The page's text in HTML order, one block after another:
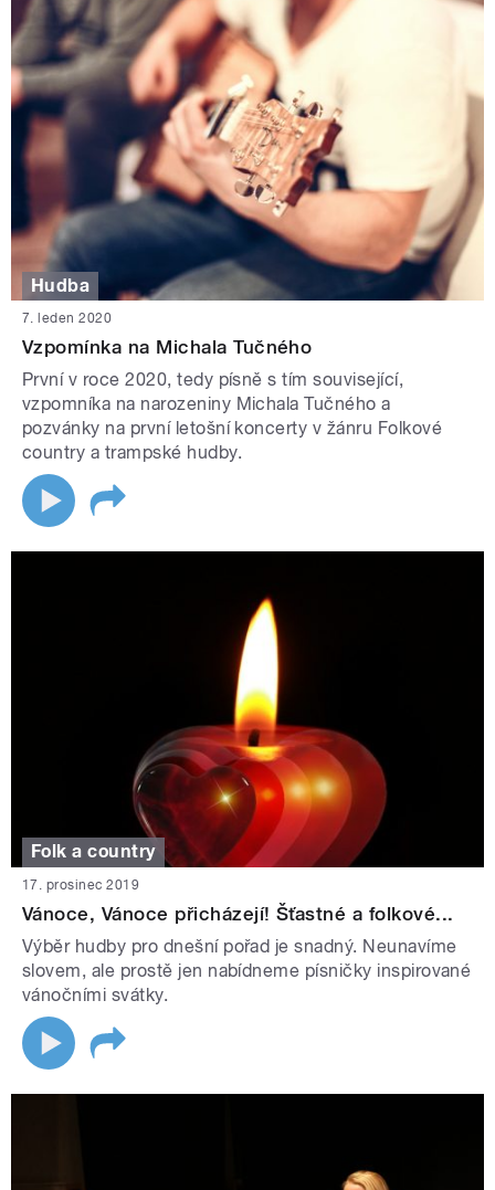
Hudba
7. leden 2020
Vzpomínka na Michala Tučného
První v roce 2020, tedy písně s tím související,
vzpomníka na narozeniny Michala Tučného a
pozvánky na první letošní koncerty v žánru Folkové
country a trampské hudby.
Folk a country
17. prosinec 2019
Vánoce, Vánoce přicházejí! Šťastné a folkové...
Výběr hudby pro dnešní pořad je snadný. Neunavíme
slovem, ale prostě jen nabídneme písničky inspirované
vánočními svátky.